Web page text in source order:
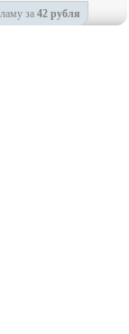
за 42 рубля